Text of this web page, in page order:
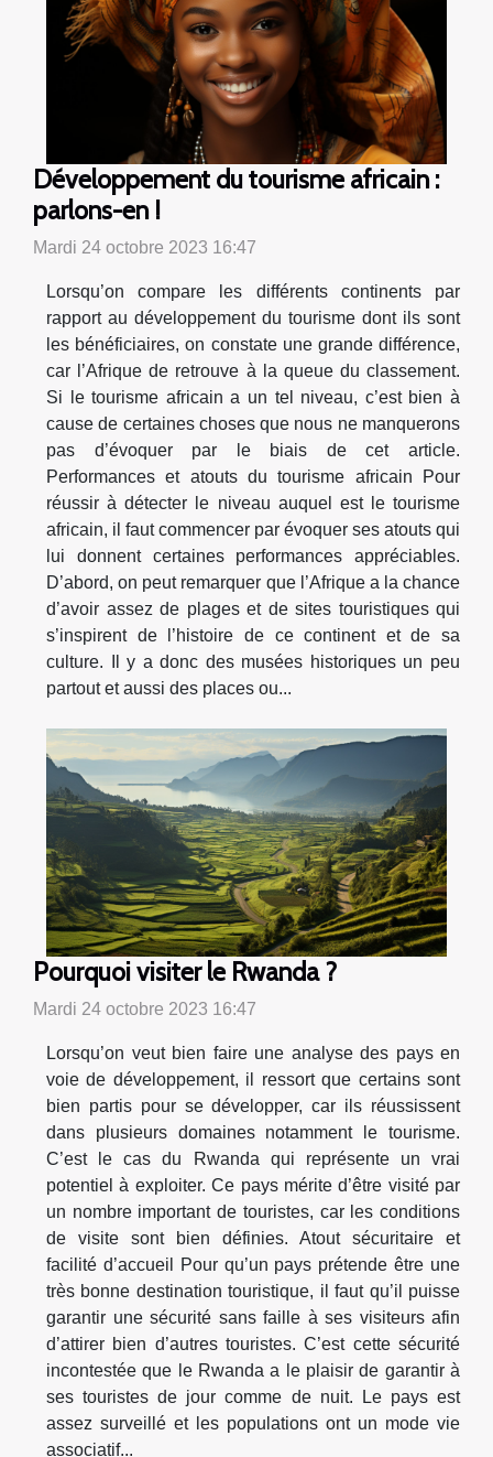
Développement du tourisme africain :
parlons-en !
Mardi 24 octobre 2023 16:47
Lorsqu’on compare les différents continents par
rapport au développement du tourisme dont ils sont
les bénéficiaires, on constate une grande différence,
car l’Afrique de retrouve à la queue du classement.
Si le tourisme africain a un tel niveau, c’est bien à
cause de certaines choses que nous ne manquerons
pas d’évoquer par le biais de cet article.
Performances et atouts du tourisme africain Pour
réussir à détecter le niveau auquel est le tourisme
africain, il faut commencer par évoquer ses atouts qui
lui donnent certaines performances appréciables.
D’abord, on peut remarquer que l’Afrique a la chance
d’avoir assez de plages et de sites touristiques qui
s’inspirent de l’histoire de ce continent et de sa
culture. Il y a donc des musées historiques un peu
partout et aussi des places ou...
Pourquoi visiter le Rwanda ?
Mardi 24 octobre 2023 16:47
Lorsqu’on veut bien faire une analyse des pays en
voie de développement, il ressort que certains sont
bien partis pour se développer, car ils réussissent
dans plusieurs domaines notamment le tourisme.
C’est le cas du Rwanda qui représente un vrai
potentiel à exploiter. Ce pays mérite d’être visité par
un nombre important de touristes, car les conditions
de visite sont bien définies. Atout sécuritaire et
facilité d’accueil Pour qu’un pays prétende être une
très bonne destination touristique, il faut qu’il puisse
garantir une sécurité sans faille à ses visiteurs afin
d’attirer bien d’autres touristes. C’est cette sécurité
incontestée que le Rwanda a le plaisir de garantir à
ses touristes de jour comme de nuit. Le pays est
assez surveillé et les populations ont un mode vie
associatif...